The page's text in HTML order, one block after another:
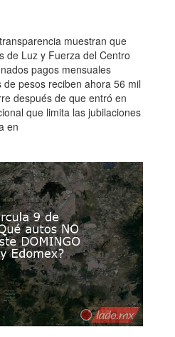
muestran que
de Luz y Fuerza del Centro
pagos mensuales
pesos reciben ahora 56 mil
después de que entró en
que limita las jubilaciones
en